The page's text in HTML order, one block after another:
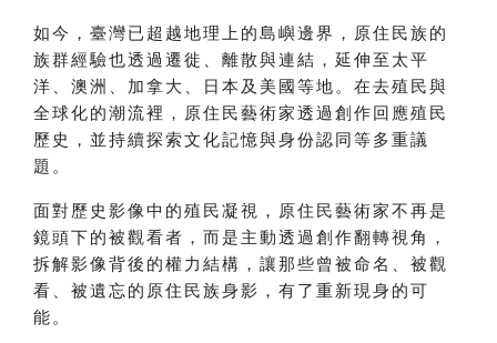
如今，臺灣已超越地理上的島嶼邊界，原住民族的
族群經驗也透過遷徙、離散與連結，延伸至太平
洋、澳洲、加拿大、日本及美國等地。在去殖民與
全球化的潮流裡，原住民藝術家透過創作回應殖民
歷史，並持續探索文化記憶與身份認同等多重議
題。
面對歷史影像中的殖民凝視，原住民藝術家不再是
鏡頭下的被觀看者，而是主動透過創作翻轉視角，
拆解影像背後的權力結構，讓那些曾被命名、被觀
看、被遺忘的原住民族身影，有了重新現身的可
能。